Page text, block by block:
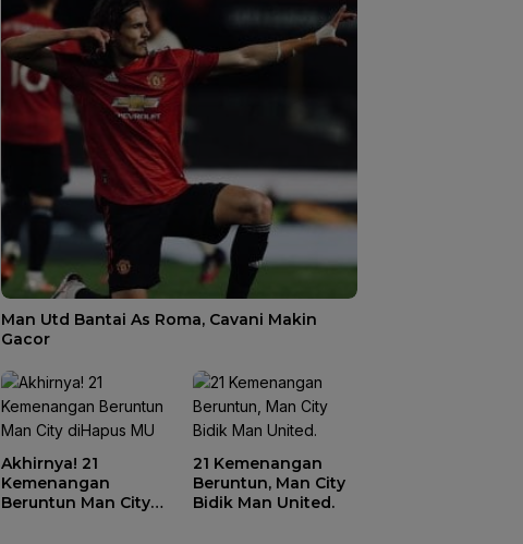
Man Utd Bantai As Roma, Cavani Makin
Gacor
Akhirnya! 21
Kemenangan
Beruntun Man City
21 Kemenangan
Beruntun, Man City
Bidik Man United.